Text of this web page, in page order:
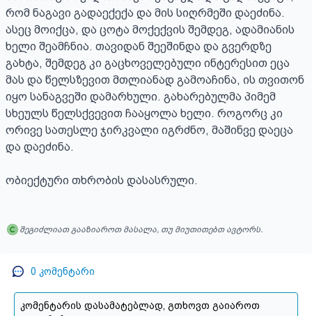
შეგიძლიათ გააზიაროთ მასალა, თუ მიუთითებთ ავტორს.
0 კომენტარი